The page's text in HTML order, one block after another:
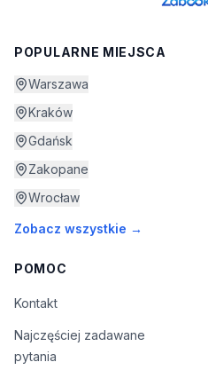
POPULARNE MIEJSCA
Warszawa
Kraków
Gdańsk
Zakopane
Wrocław
Zobacz wszystkie →
POMOC
Kontakt
Najczęściej zadawane
pytania